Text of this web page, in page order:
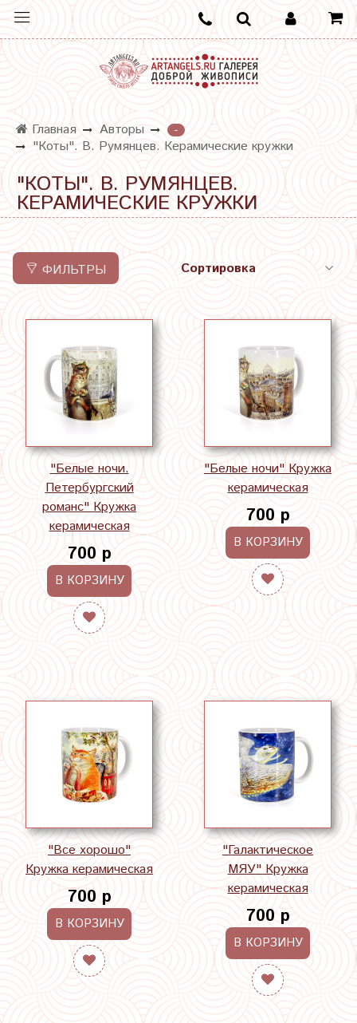
Главная Авторы
-
"Коты". В. Румянцев. Керамические кружки
"КОТЫ". В. РУМЯНЦЕВ.
КЕРАМИЧЕСКИЕ КРУЖКИ
ФИЛЬТРЫ
"Белые ночи.
Петербургский
романс" Кружка
керамическая
700 р
В КОРЗИНУ
"Белые ночи" Кружка
керамическая
700 р
В КОРЗИНУ
"Все хорошо"
Кружка керамическая
700 р
В КОРЗИНУ
"Галактическое
МЯУ" Кружка
керамическая
700 р
В КОРЗИНУ